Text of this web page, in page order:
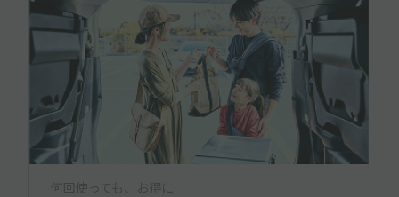
何回使っても、お得に